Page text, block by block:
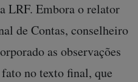
LRF. Embora o relator
de Contas, conselheiro
as observações
no texto final, que